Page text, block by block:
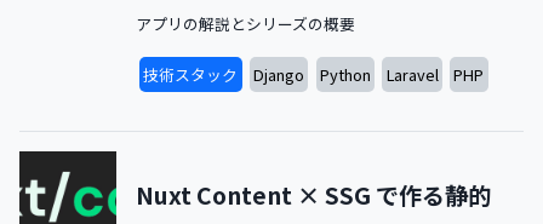
アプリの解説とシリーズの概要
技術スタック Django Python Laravel PHP
Nuxt Content × SSG で作る静的